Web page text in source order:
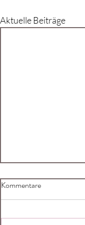
Aktuelle Beiträge
Kommentare